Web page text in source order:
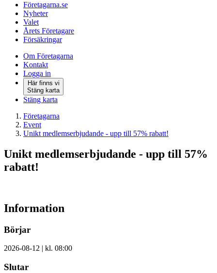
Företagarna.se
Nyheter
Valet
Årets Företagare
Försäkringar
Om Företagarna
Kontakt
Logga in
Här finns vi
Stäng karta
Stäng karta
Företagarna
Event
Unikt medlemserbjudande - upp till 57% rabatt!
Unikt medlemserbjudande - upp till 57%
rabatt!
Information
Börjar
2026-08-12 | kl. 08:00
Slutar